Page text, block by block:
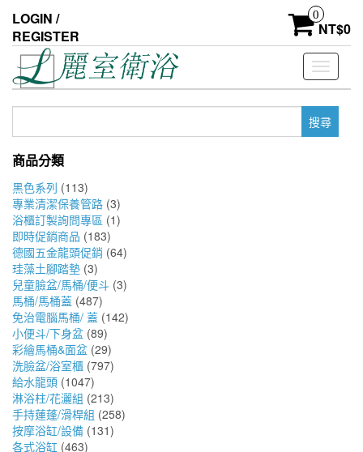
the
content
LOGIN /
REGISTER
0
NT$0
Toggle
鍵
商品分類
黑色系列 (113)
專業清潔保養管路 (3)
浴櫃訂製詢問專區 (1)
即時促銷商品 (183)
德國五金龍頭促銷 (64)
珪藻土腳踏墊 (3)
兒童臉盆/馬桶/便斗 (3)
馬桶/馬桶蓋 (487)
免治電腦馬桶/ 蓋 (142)
小便斗/下身盆 (89)
彩繪馬桶&面盆 (29)
洗臉盆/浴室櫃 (797)
給水龍頭 (1047)
淋浴柱/花灑組 (213)
手持蓮蓬/滑桿組 (258)
按摩浴缸/設備 (131)
各式浴缸 (463)